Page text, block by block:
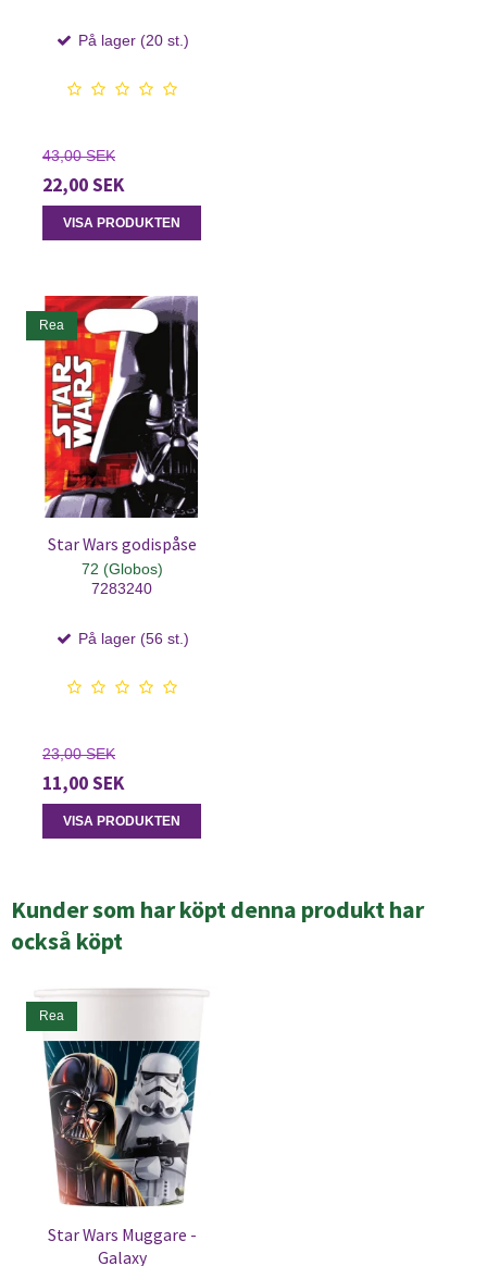
På lager (20 st.)
43,00 SEK
22,00 SEK
VISA PRODUKTEN
Rea
Star Wars godispåse
72 (Globos)
7283240
På lager (56 st.)
23,00 SEK
11,00 SEK
VISA PRODUKTEN
Kunder som har köpt denna produkt har
också köpt
Rea
Star Wars Muggare -
Galaxy